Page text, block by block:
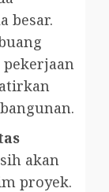
besar.
pekerjaan
akan
proyek.